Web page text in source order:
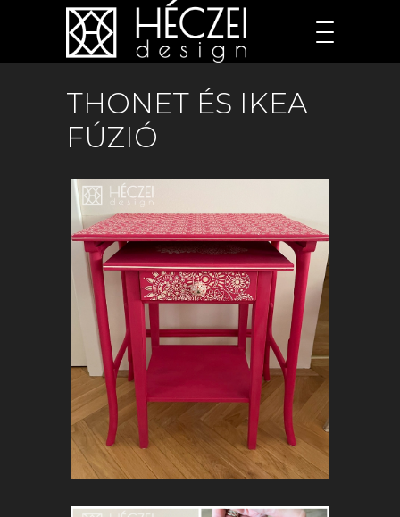
THONET ÉS IKEA
FÚZIÓ